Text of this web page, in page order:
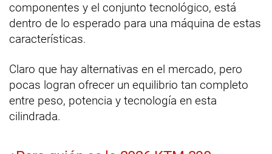
componentes y el conjunto tecnológico, está
dentro de lo esperado para una máquina de estas
características.
Claro que hay alternativas en el mercado, pero
pocas logran ofrecer un equilibrio tan completo
entre peso, potencia y tecnología en esta
cilindrada.